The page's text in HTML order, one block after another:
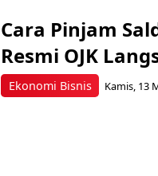
Ekonomi Bisnis
Cara Pinjam
Resmi OJK
Kamis, 13